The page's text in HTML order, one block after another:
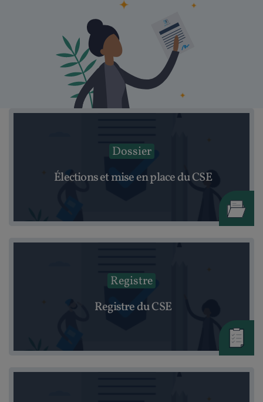
Dossier
Élections et mise en place du CSE
Registre
Registre du CSE